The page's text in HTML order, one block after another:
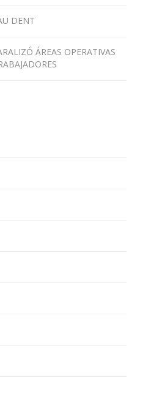
DENT
ÁREAS OPERATIVAS